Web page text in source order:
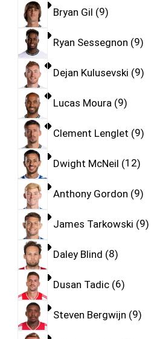
Bryan Gil 9
Ryan Sessegnon 9
Dejan Kulusevski 9
Lucas Moura 9
Clement Lenglet 9
Dwight McNeil 12
Anthony Gordon 9
James Tarkowski 9
Daley Blind 8
Dusan Tadic 6
Steven Bergwijn 9